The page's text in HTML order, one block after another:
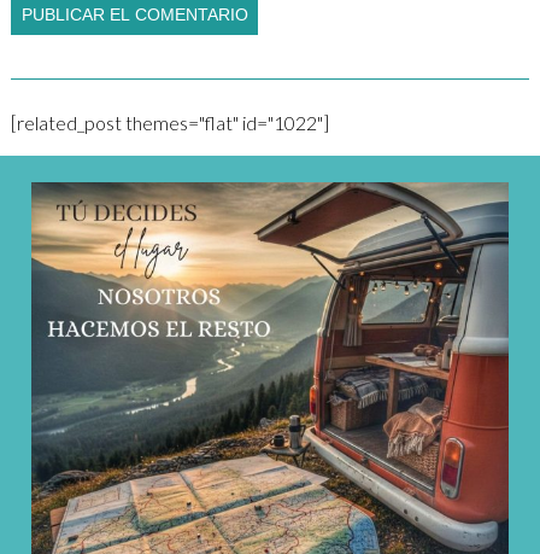
[related_post themes="flat" id="1022"]